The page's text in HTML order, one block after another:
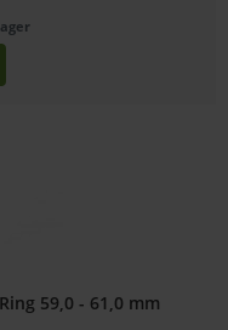
59,0 - 61,0 mm